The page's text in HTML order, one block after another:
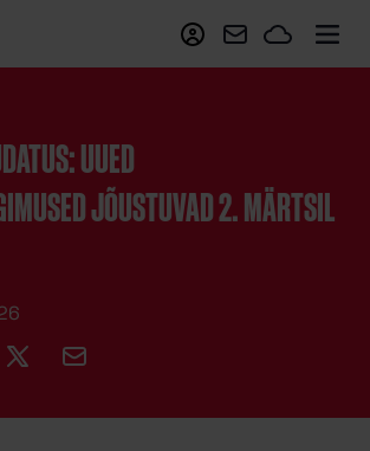
Minu ZoneWebmail
UUED
JÕUSTUVAD 2. MÄRTSIL